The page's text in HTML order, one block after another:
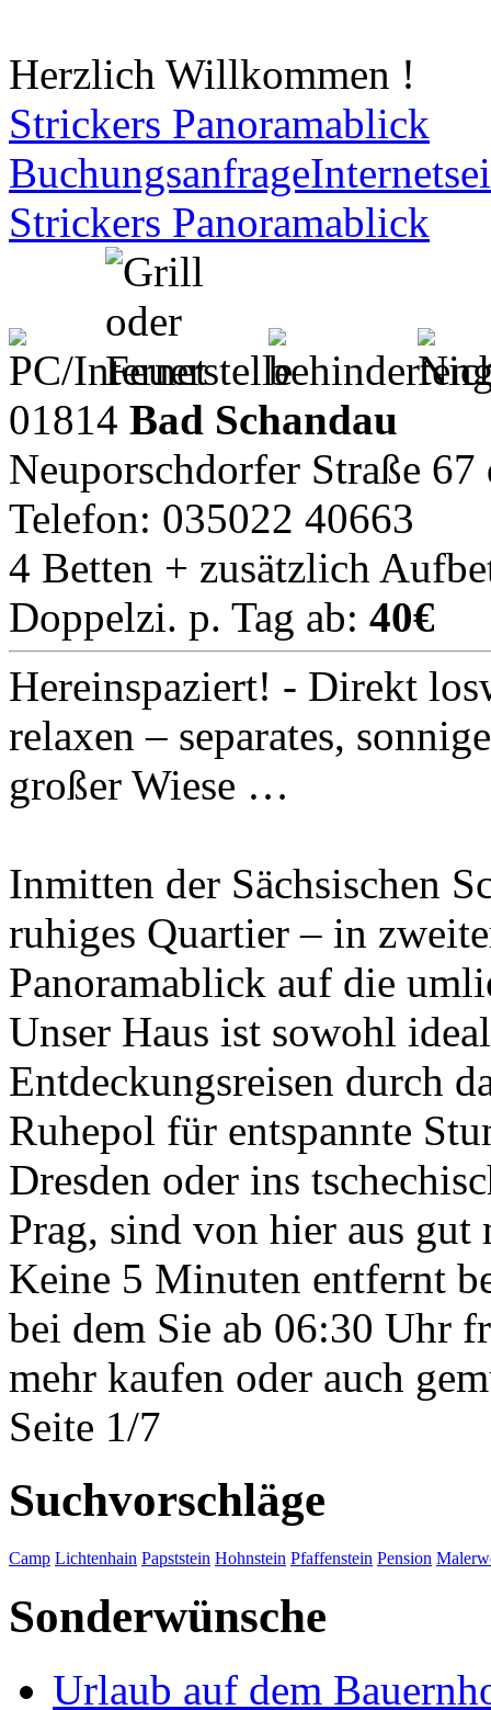
Herzlich Willkommen !
Strickers Panoramablick
Buchungsanfrage
Strickers Panoramablick
01814 Bad Schandau
Neuporschdorfer Straße 67
Telefon: 035022 40663
4 Betten + zusätzlich
Doppelzi. p. Tag ab: 40€
Hereinspaziert! - Direkt
relaxen – separates,
großer Wiese …
Inmitten der Sächsischen
ruhiges Quartier – in
Panoramablick auf die
Unser Haus ist sowohl
Entdeckungsreisen durch
Ruhepol für entspannte
Dresden oder ins
Prag, sind von hier aus gut
Keine 5 Minuten entfernt
bei dem Sie ab 06:30 Uhr
mehr kaufen oder auch
Seite 1/7
Suchvorschläge
Camp Lichtenhain Papststein Hohnstein Pfaffenstein Pension
Sonderwünsche
Urlaub auf dem